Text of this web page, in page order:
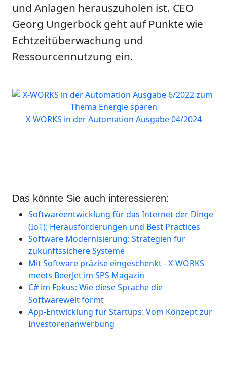
und Anlagen herauszuholen ist. CEO
Georg Ungerböck geht auf Punkte wie
Echtzeitüberwachung und
Ressourcennutzung ein.
X-WORKS in der Automation Ausgabe 04/2024
Das könnte Sie auch interessieren:
Softwareentwicklung für das Internet der Dinge
(IoT): Herausforderungen und Best Practices
Software Modernisierung: Strategien für
zukunftssichere Systeme
Mit Software präzise eingeschenkt - X-WORKS
meets BeerJet im SPS Magazin
C# im Fokus: Wie diese Sprache die
Softwarewelt formt
App-Entwicklung für Startups: Vom Konzept zur
Investorenanwerbung